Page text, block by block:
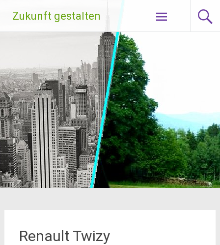
Inhalt
springen
Zukunft gestalten
Renault Twizy